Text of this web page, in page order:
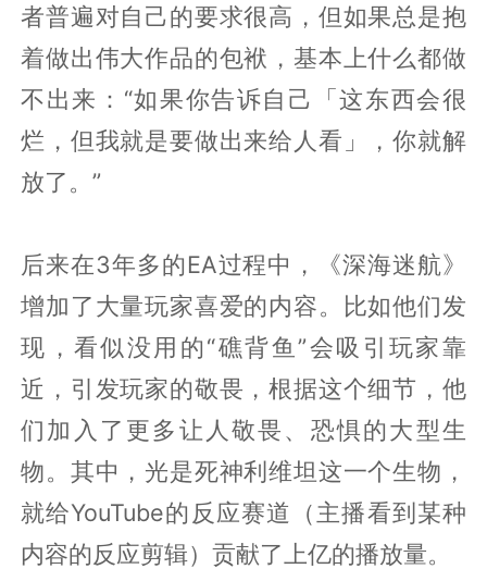
者普遍对自己的要求很高，但如果总是抱
着做出伟大作品的包袱，基本上什么都做
不出来：“如果你告诉自己「这东西会很
烂，但我就是要做出来给人看」，你就解
放了。”
后来在3年多的EA过程中，《深海迷航》
增加了大量玩家喜爱的内容。比如他们发
现，看似没用的“礁背鱼”会吸引玩家靠
近，引发玩家的敬畏，根据这个细节，他
们加入了更多让人敬畏、恐惧的大型生
物。其中，光是死神利维坦这一个生物，
就给YouTube的反应赛道（主播看到某种
内容的反应剪辑）贡献了上亿的播放量。